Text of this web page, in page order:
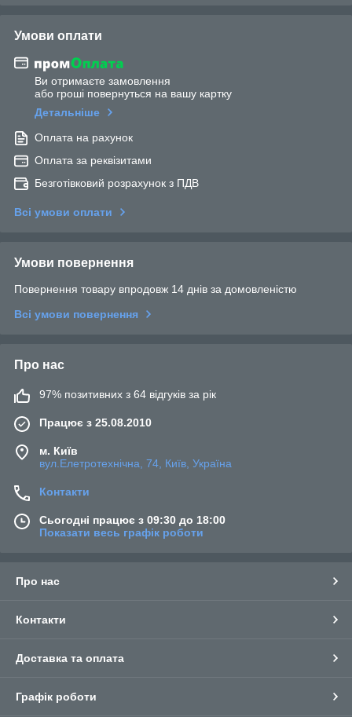
Умови оплати
Ви отримаєте замовлення
або гроші повернуться на вашу картку
Детальніше
Оплата на рахунок
Оплата за реквізитами
Безготівковий розрахунок з ПДВ
Всі умови оплати
Умови повернення
Повернення товару впродовж 14 днів за домовленістю
Всі умови повернення
Про нас
97% позитивних з 64 відгуків за рік
Працює з 25.08.2010
м. Київ
вул.Елетротехнічна, 74, Київ, Україна
Контакти
Сьогодні працює з 09:30 до 18:00
Показати весь графік роботи
Про нас
Контакти
Доставка та оплата
Графік роботи